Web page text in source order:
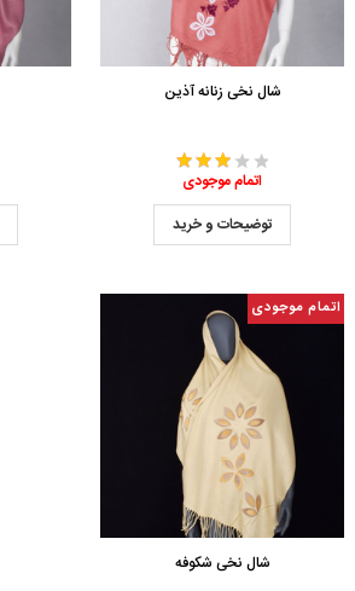
شال نخی زنانه آذین
اتمام موجودی
توضیحات و خرید
اتمام موجودی
شال نخی شکوفه